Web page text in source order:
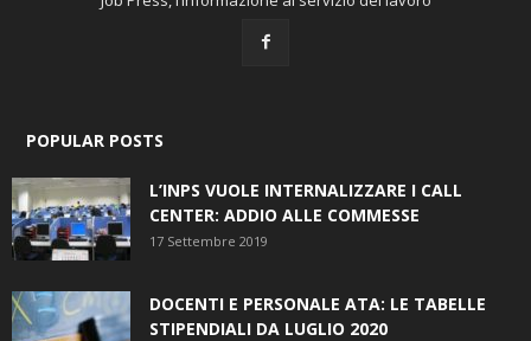
POPULAR POSTS
L’INPS VUOLE INTERNALIZZARE I CALL
CENTER: ADDIO ALLE COMMESSE
17 Settembre 2019
DOCENTI E PERSONALE ATA: LE TABELLE
STIPENDIALI DA LUGLIO 2020